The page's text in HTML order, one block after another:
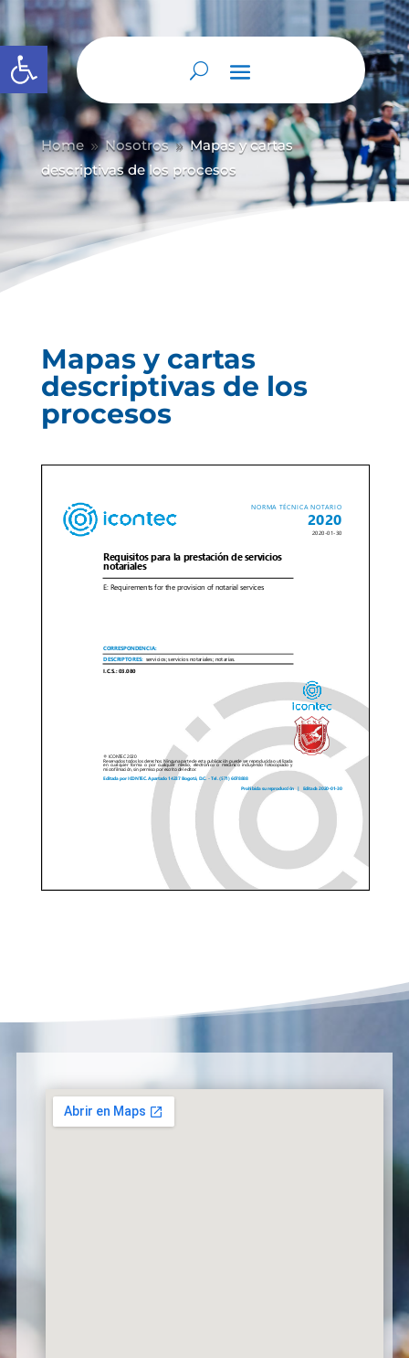
Abrir barra de herramientas
Home 9 Nosotros 9 Mapas y cartas
descriptivas de los procesos
Mapas y cartas
descriptivas de los
procesos